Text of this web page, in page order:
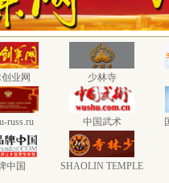
业网 少林寺
russ.ru 中国武术
中国 SHAOLIN TEMPLE